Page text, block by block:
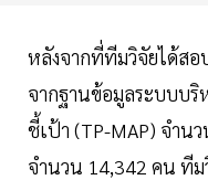
หลังจากที่ทีมวิจัยได้ส
จากฐานข้อมูลระบบบ
ชี้เป้า (TP-MAP) จำน
จำนวน 14,342 คน ทีม